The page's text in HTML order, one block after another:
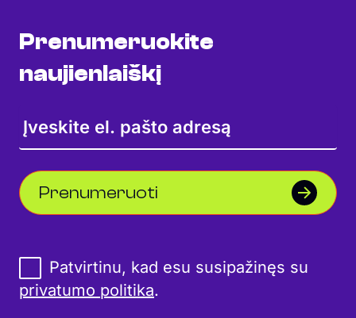
Prenumeruokite
naujienlaiškį
Prenumeruoti
Patvirtinu, kad esu susipažinęs su
privatumo politika.